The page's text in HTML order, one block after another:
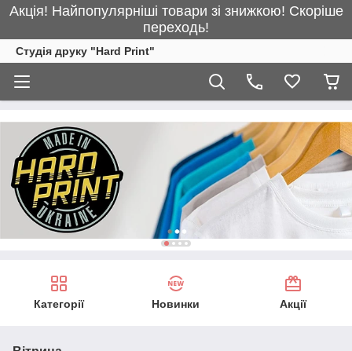
Акція! Найпопулярніші товари зі знижкою! Скоріше
переходь!
Студія друку "Hard Print"
Категорії Новинки Акції